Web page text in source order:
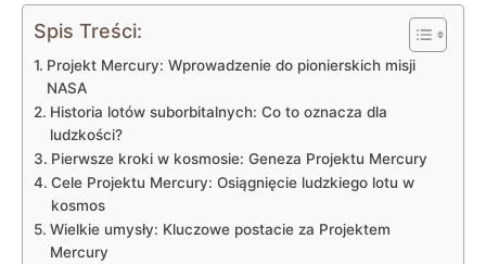
Spis Treści:
Projekt Mercury: Wprowadzenie do pionierskich misji
NASA
Historia lotów suborbitalnych: Co to oznacza dla
ludzkości?
Pierwsze kroki w kosmosie: Geneza Projektu Mercury
Cele Projektu Mercury: Osiągnięcie ludzkiego lotu w
kosmos
Wielkie umysły: Kluczowe postacie za Projektem
Mercury